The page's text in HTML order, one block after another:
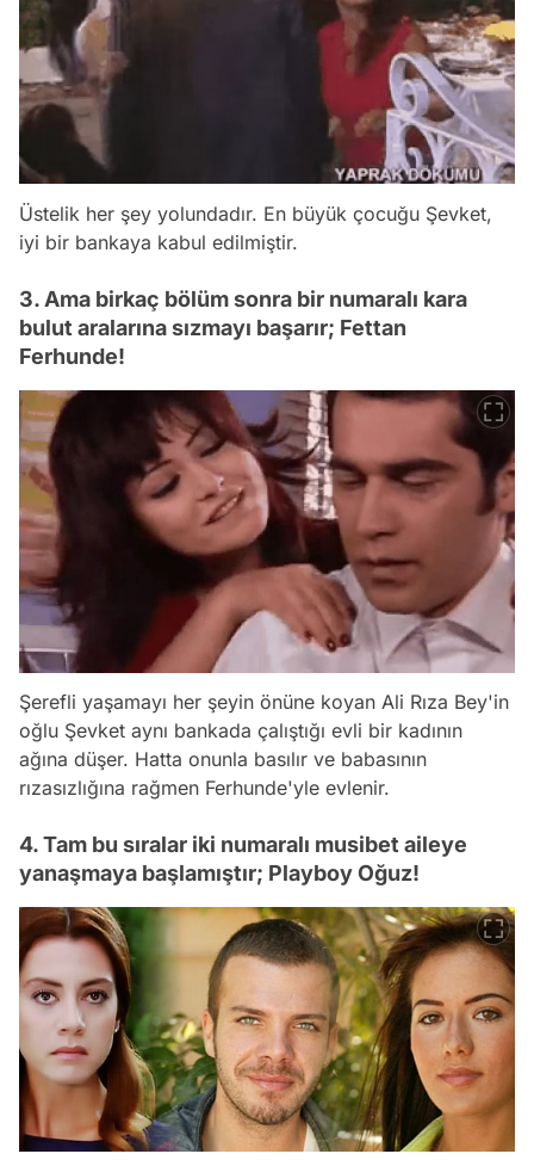
Üstelik her şey yolundadır. En büyük çocuğu Şevket,
iyi bir bankaya kabul edilmiştir.
3. Ama birkaç bölüm sonra bir numaralı kara
bulut aralarına sızmayı başarır; Fettan
Ferhunde!
Şerefli yaşamayı her şeyin önüne koyan Ali Rıza Bey'in
oğlu Şevket aynı bankada çalıştığı evli bir kadının
ağına düşer. Hatta onunla basılır ve babasının
rızasızlığına rağmen Ferhunde'yle evlenir.
4. Tam bu sıralar iki numaralı musibet aileye
yanaşmaya başlamıştır; Playboy Oğuz!